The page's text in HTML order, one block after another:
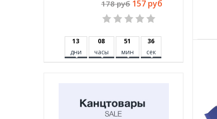
178 руб 157 руб
13
дни
08
часы
51
мин
35
сек